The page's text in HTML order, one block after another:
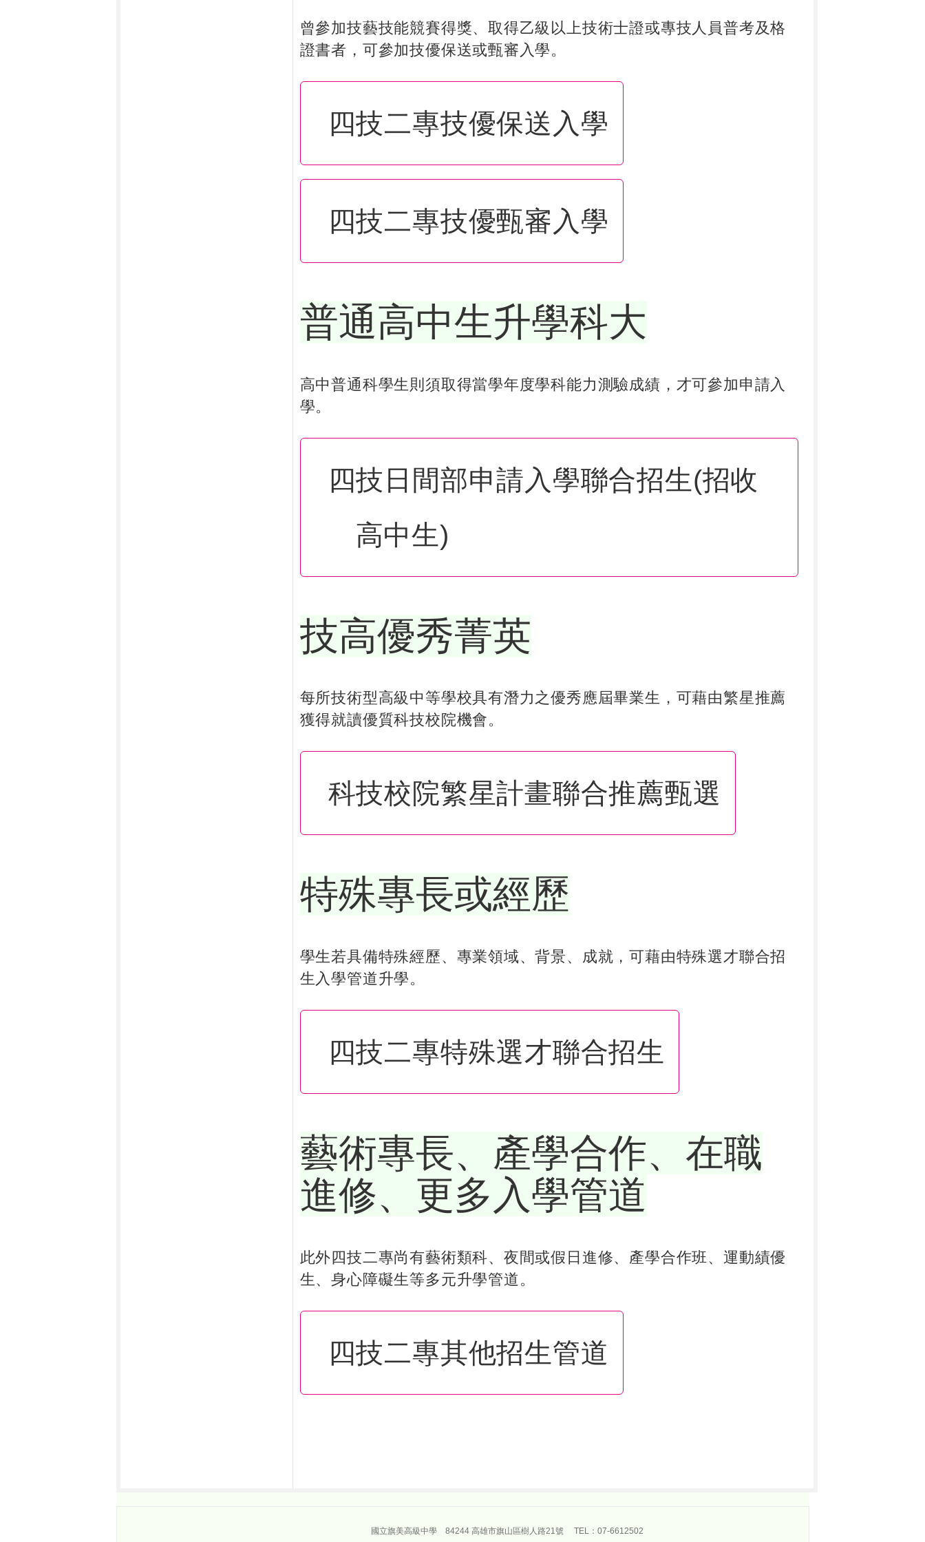
曾參加技藝技能競賽得獎、取得乙級以上技術士證或專技人員普考及格
證書者，可參加技優保送或甄審入學。
四技二專技優保送入學
四技二專技優甄審入學
普通高中生升學科大
高中普通科學生則須取得當學年度學科能力測驗成績，才可參加申請入
學。
四技日間部申請入學聯合招生(招收
高中生)
技高優秀菁英
每所技術型高級中等學校具有潛力之優秀應屆畢業生，可藉由繁星推薦
獲得就讀優質科技校院機會。
科技校院繁星計畫聯合推薦甄選
特殊專長或經歷
學生若具備特殊經歷、專業領域、背景、成就，可藉由特殊選才聯合招
生入學管道升學。
四技二專特殊選才聯合招生
藝術專長、產學合作、在職
進修、更多入學管道
此外四技二專尚有藝術類科、夜間或假日進修、產學合作班、運動績優
生、身心障礙生等多元升學管道。
四技二專其他招生管道
國立旗美高級中學 84244 高雄市旗山區樹人路21號 TEL：07-6612502